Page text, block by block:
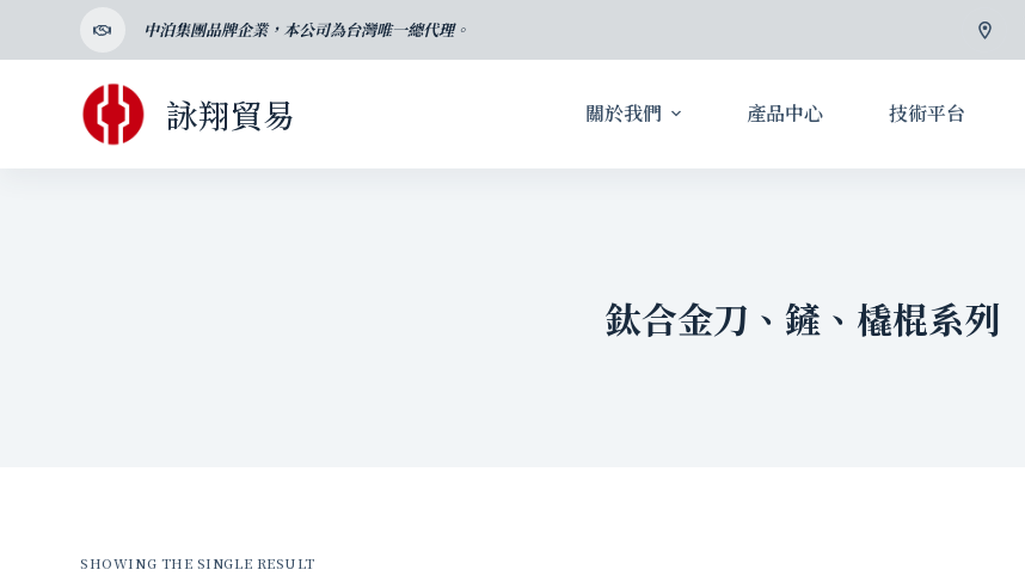
至
中泊集團品牌企業，本公司為台灣唯一總代理。
詠翔貿易 關於我們 產品中心 技術平台
鈦合金刀、鏟、橇棍系列
SHOWING THE SINGLE RESULT